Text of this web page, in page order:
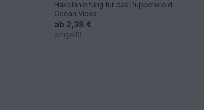
Häkelanleitung für das Puppenkleid
Ocean Vibes
ab 2,38 €
amigoll9